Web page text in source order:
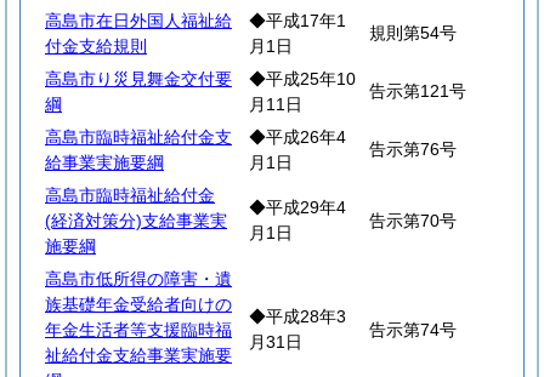
高島市在日外国人福祉給
付金支給規則
◆平成17年1
月1日
規則第54号
高島市り災見舞金交付要
綱
◆平成25年10
月11日
告示第121号
高島市臨時福祉給付金支
給事業実施要綱
◆平成26年4
月1日
告示第76号
高島市臨時福祉給付金
(経済対策分)支給事業実
施要綱
◆平成29年4
月1日
告示第70号
高島市低所得の障害・遺
族基礎年金受給者向けの
年金生活者等支援臨時福
祉給付金支給事業実施要
◆平成28年3
月31日
告示第74号